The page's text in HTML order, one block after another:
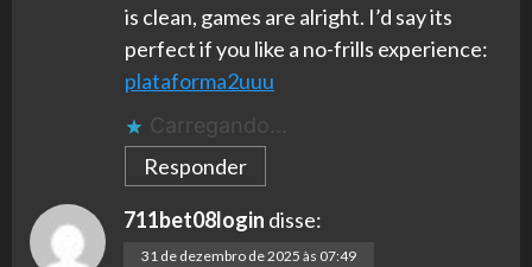
is clean, games are alright. I’d say its
perfect if you like a no-frills experience:
plataforma2uuu
Carregando...
Responder
711bet08login disse:
31 de dezembro de 2025 às 07:49